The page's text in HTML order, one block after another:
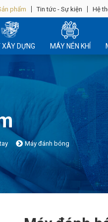
phẩm Tin tức - Sự kiện Hệ
DỰNG MÁY NÉN KHÍ
Máy đánh bóng